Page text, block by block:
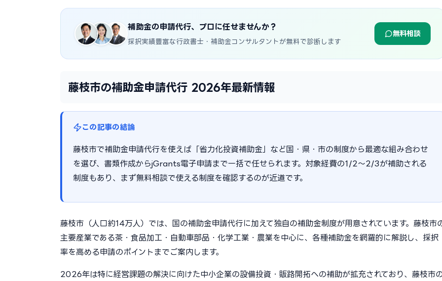
補助金の申請代行、プロに任せませんか？
採択実績豊富な行政書士・補助金コンサルタントが無料で診断します
無料相談
藤枝市の補助金申請代行 2026年最新情報
この記事の結論
藤枝市で補助金申請代行を使えば「省力化投資補助金」など国・県・市の制度から最適な組み合わせ
を選び、書類作成からjGrants電子申請まで一括で任せられます。対象経費の1/2〜2/3が補助される
制度もあり、まず無料相談で使える制度を確認するのが近道です。
藤枝市（人口約14万人）では、国の補助金申請代行に加えて独自の補助金制度が用意されています。藤枝市
主要産業である茶・食品加工・自動車部品・化学工業・農業を中心に、各種補助金を網羅的に解説し、採択
率を高める申請のポイントまでご案内します。
2026年は特に経営課題の解決に向けた中小企業の設備投資・販路開拓への補助が拡充されており、藤枝市